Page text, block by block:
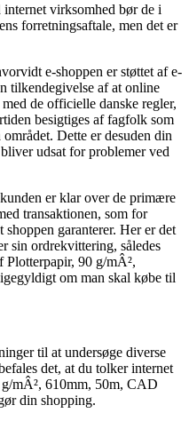
virksomhed bør de i
forretningsaftale, men det er
e-shoppen er støttet af e-
tilkendegivelse af at online
de officielle danske regler,
besigtiges af fagfolk som
Dette er desuden din
udsat for problemer ved
er klar over de primære
transaktionen, som for
garanterer. Her er det
sin ordrekvittering, således
Plotterpapir, 90 g/mÂ²,
om man skal købe til
til at undersøge diverse
det, at du tolker internet
g/mÂ², 610mm, 50m, CAD
din shopping.